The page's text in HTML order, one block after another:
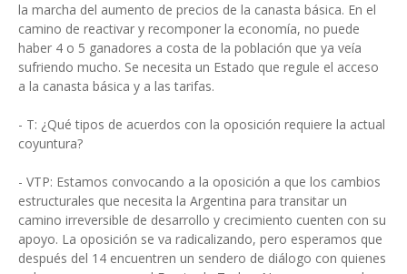
la marcha del aumento de precios de la canasta básica. En el
camino de reactivar y recomponer la economía, no puede
haber 4 o 5 ganadores a costa de la población que ya veía
sufriendo mucho. Se necesita un Estado que regule el acceso
a la canasta básica y a las tarifas.
- T: ¿Qué tipos de acuerdos con la oposición requiere la actual
coyuntura?
- VTP: Estamos convocando a la oposición a que los cambios
estructurales que necesita la Argentina para transitar un
camino irreversible de desarrollo y crecimiento cuenten con su
apoyo. La oposición se va radicalizando, pero esperamos que
después del 14 encuentren un sendero de diálogo con quienes